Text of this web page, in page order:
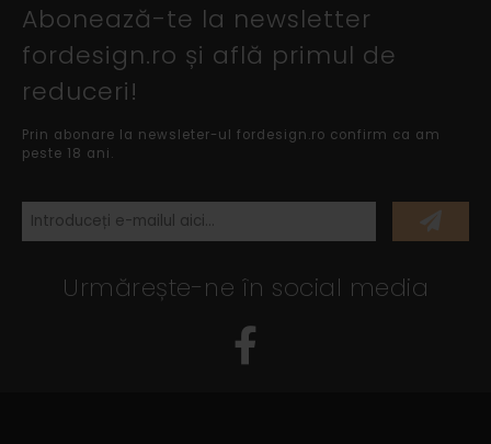
Abonează-te la newsletter
fordesign.ro și află primul de
reduceri!
Prin abonare la newsleter-ul fordesign.ro confirm ca am
peste 18 ani.
Urmărește-ne în social media